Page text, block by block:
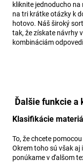
kliknite jednoducho na
na tri krátke otázky k
hotovo. Náš široký
tak, že získate návrhy
kombináciám
Ďalšie funkcie a
Klasifikácie
To, že chcete
Okrem toho sú však aj
ponúkame v ďalšom